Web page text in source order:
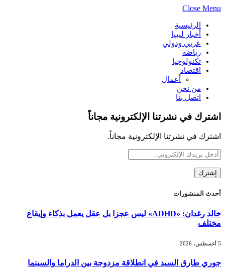
Close Menu
الرئيسية
أخبار ليبيا
عربي ودولي
رياضة
تكنولوجيا
اقتصاد
أعمال
من نحن
اتصل بنا
اشترك في نشرتنا الإلكترونية مجاناً
اشترك في نشرتنا الإلكترونية مجاناً.
أحدث المنشورات
خالد رغدان: «ADHD» ليس عجزا بل عقل يعمل بذكاء وإيقاع
مختلف
جوري طارق السيد في انطلاقة مزدوجة بين الدراما والسينما